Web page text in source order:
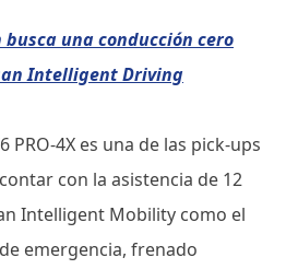
busca una conducción cero
Intelligent Driving
PRO-4X es una de las pick-ups
con la asistencia de 12
Intelligent Mobility como el
emergencia, frenado